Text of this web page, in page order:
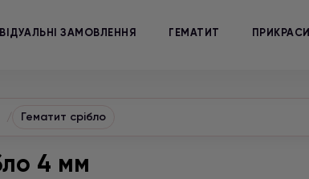
ЗАМОВЛЕННЯ ГЕМАТИТ ПРИКРАСИ
Гематит срібло
4 мм